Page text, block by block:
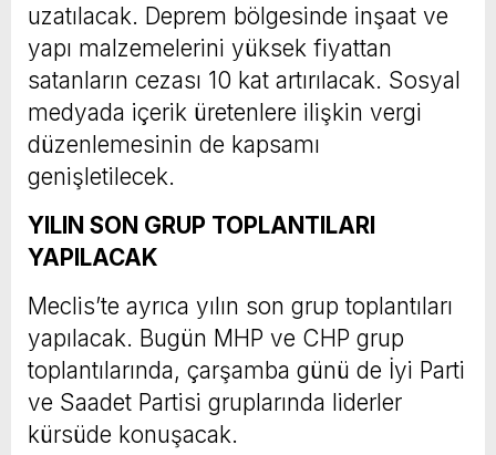
uzatılacak. Deprem bölgesinde inşaat ve
yapı malzemelerini yüksek fiyattan
satanların cezası 10 kat artırılacak. Sosyal
medyada içerik üretenlere ilişkin vergi
düzenlemesinin de kapsamı
genişletilecek.
YILIN SON GRUP TOPLANTILARI
YAPILACAK
Meclis’te ayrıca yılın son grup toplantıları
yapılacak. Bugün MHP ve CHP grup
toplantılarında, çarşamba günü de İyi Parti
ve Saadet Partisi gruplarında liderler
kürsüde konuşacak.